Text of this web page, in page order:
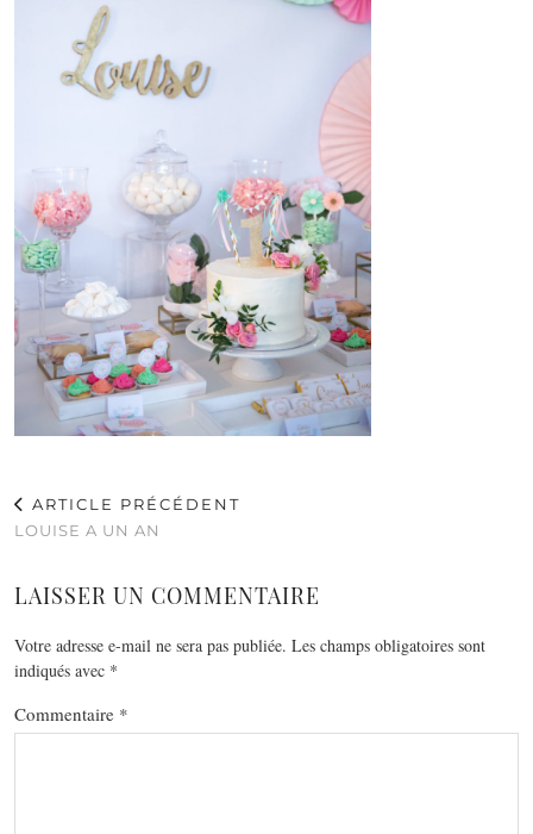
ARTICLE PRÉCÉDENT
LOUISE A UN AN
LAISSER UN COMMENTAIRE
Votre adresse e-mail ne sera pas publiée. Les champs obligatoires sont
indiqués avec *
Commentaire *